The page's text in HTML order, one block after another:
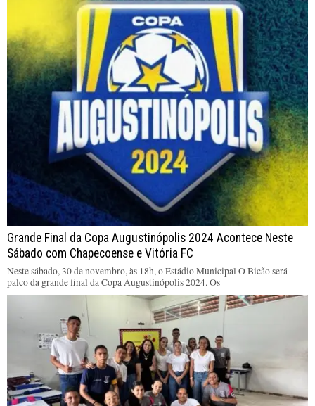
Grande Final da Copa Augustinópolis 2024 Acontece Neste
Sábado com Chapecoense e Vitória FC
Neste sábado, 30 de novembro, às 18h, o Estádio Municipal O Bicão será
palco da grande final da Copa Augustinópolis 2024. Os